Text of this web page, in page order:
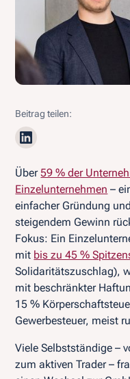
Beitrag teilen:
Über59 % der
Einzelunternehmen –
einfacher Gründung
steigendem Gewinn
Fokus: Ein
mit bis zu 45 %
Solidaritätszuschlag),
mit beschränkter
15 %
Gewerbesteuer, meist
Viele Selbstständige –
zum aktiven Trader –